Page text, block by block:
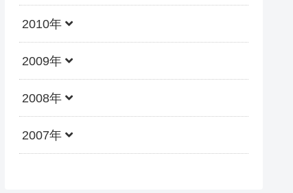
2010年
2009年
2008年
2007年